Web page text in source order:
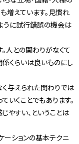
増えています。見慣れ
うに試行錯誤の機会は
人との関わりがなくて
くらいは良いものにし
く与えられた関わりでは
いくことでもあります。
やすい、ということは
ーションの基本テクニ